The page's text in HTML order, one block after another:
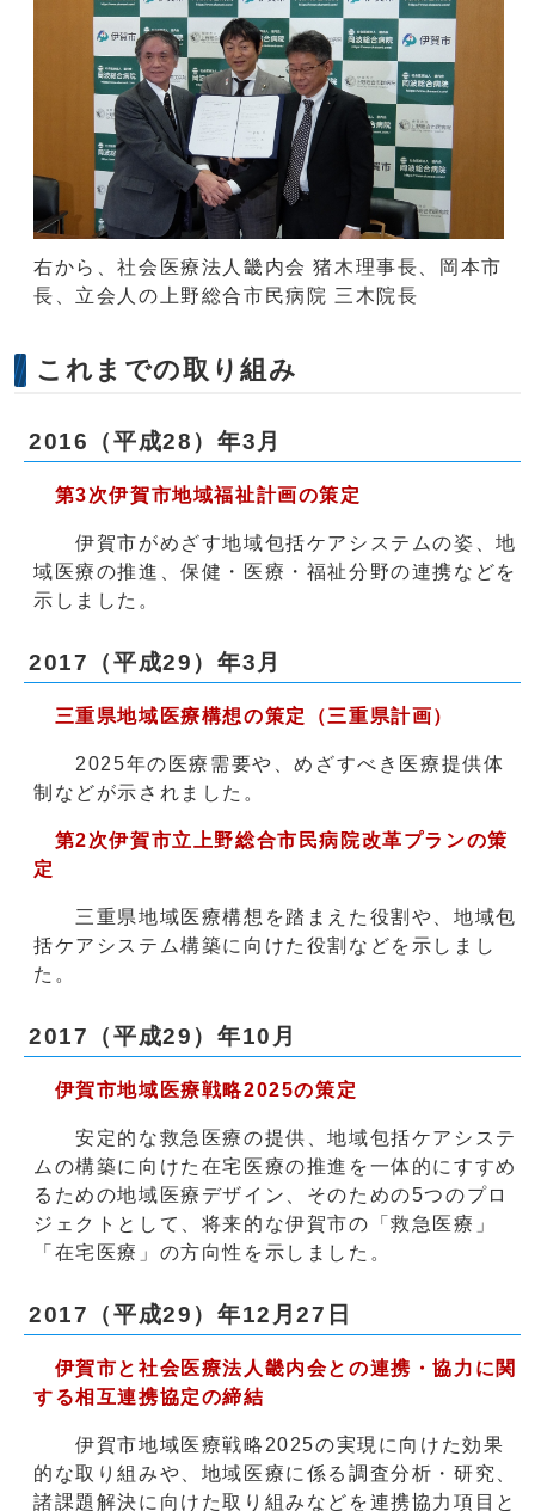
右から、社会医療法人畿内会 猪木理事長、岡本市
長、立会人の上野総合市民病院 三木院長
これまでの取り組み
2016（平成28）年3月
第3次伊賀市地域福祉計画の策定
伊賀市がめざす地域包括ケアシステムの姿、地
域医療の推進、保健・医療・福祉分野の連携などを
示しました。
2017（平成29）年3月
三重県地域医療構想の策定（三重県計画）
2025年の医療需要や、めざすべき医療提供体
制などが示されました。
第2次伊賀市立上野総合市民病院改革プランの策
定
三重県地域医療構想を踏まえた役割や、地域包
括ケアシステム構築に向けた役割などを示しまし
た。
2017（平成29）年10月
伊賀市地域医療戦略2025の策定
安定的な救急医療の提供、地域包括ケアシステ
ムの構築に向けた在宅医療の推進を一体的にすすめ
るための地域医療デザイン、そのための5つのプロ
ジェクトとして、将来的な伊賀市の「救急医療」
「在宅医療」の方向性を示しました。
2017（平成29）年12月27日
伊賀市と社会医療法人畿内会との連携・協力に関
する相互連携協定の締結
伊賀市地域医療戦略2025の実現に向けた効果
的な取り組みや、地域医療に係る調査分析・研究、
諸課題解決に向けた取り組みなどを連携協力項目と